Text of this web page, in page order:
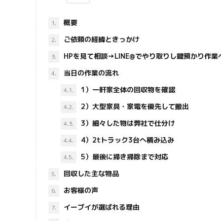
1. 概要
2. ご依頼の経緯ときっかけ
3. HPを見て相談→LINE@でやり取りし鍵預かり作業
4. 当日の作業の流れ
4.1. 1）一軒家全体の回収物を確認
4.2. 2）大型家具・家電を優先して搬出
4.3. 3）細々した物は弊社で仕分け
4.4. 4）2tトラック3台へ積み込み
4.5. 5）最後に掃き掃除まで対応
5. 回収した主な物品
6. お客様の声
7. イーブイが選ばれる理由